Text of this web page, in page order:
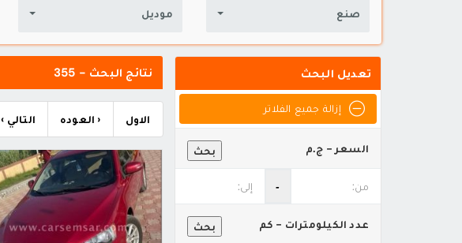
صنع موديل
تعديل البحث
إزالة جميع الفلاتر
بحث السعر - ج.م
‐
بحث عدد الكيلومترات - كم
نتائج البحث - 355
الاول ‹ العوده التالي ›